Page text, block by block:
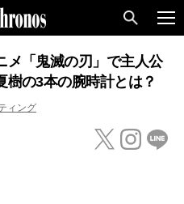
メ「鬼滅の刃」で主人公
の3本の腕時計とは？
ィング